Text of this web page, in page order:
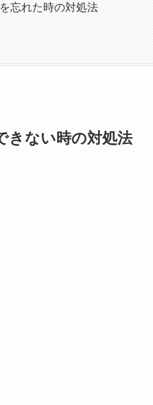
忘れた時の対処法
きない時の対処法